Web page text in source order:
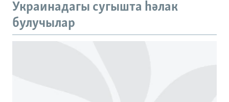
Украинадагы сугышта һәлак
булучылар